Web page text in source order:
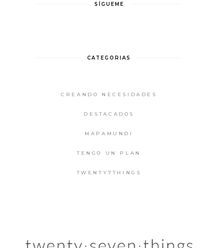
SÍGUEME
CATEGORIAS
CREANDO NECESIDADES
DESTACADOS
MAPAMUNDI
TENGO UN PLAN
TWENTY7THINGS